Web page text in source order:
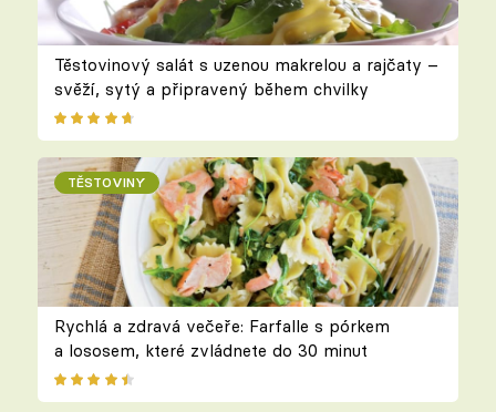
Těstovinový salát s uzenou makrelou a rajčaty –
svěží, sytý a připravený během chvilky
TĚSTOVINY
Rychlá a zdravá večeře: Farfalle s pórkem
a lososem, které zvládnete do 30 minut